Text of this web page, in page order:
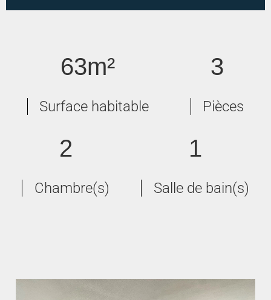
63m²
Surface habitable
3
Pièces
2
Chambre(s)
1
Salle de bain(s)